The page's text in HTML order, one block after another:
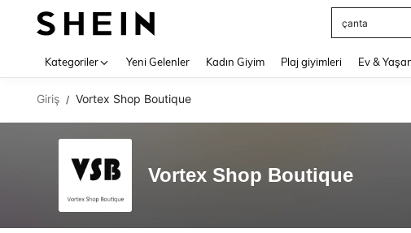
çanta
Kategoriler Yeni Gelenler Kadın Giyim Plaj giyimleri Ev &
Giriş / Vortex Shop Boutique
Vortex Shop Boutique